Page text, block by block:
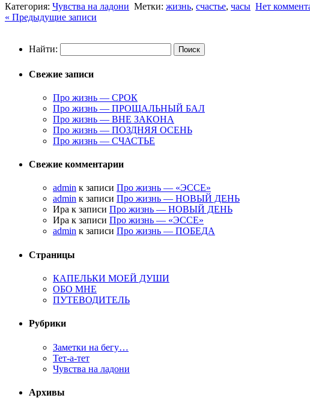
Категория: Чувства на ладони Метки: жизнь, счастье, часы Нет
« Предыдущие записи
Найти:
Свежие записи
Про жизнь — СРОК
Про жизнь — ПРОЩАЛЬНЫЙ БАЛ
Про жизнь — ВНЕ ЗАКОНА
Про жизнь — ПОЗДНЯЯ ОСЕНЬ
Про жизнь — СЧАСТЬЕ
Свежие комментарии
admin к записи Про жизнь — «ЭССЕ»
admin к записи Про жизнь — НОВЫЙ ДЕНЬ
Ира к записи Про жизнь — НОВЫЙ ДЕНЬ
Ира к записи Про жизнь — «ЭССЕ»
admin к записи Про жизнь — ПОБЕДА
Страницы
КАПЕЛЬКИ МОЕЙ ДУШИ
ОБО МНЕ
ПУТЕВОДИТЕЛЬ
Рубрики
Заметки на бегу…
Тет-а-тет
Чувства на ладони
Архивы